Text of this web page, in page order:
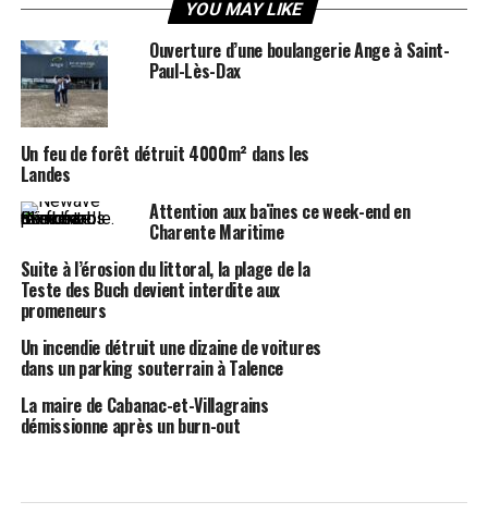
YOU MAY LIKE
Ouverture d’une boulangerie Ange à Saint-
Paul-Lès-Dax
Un feu de forêt détruit 4000m² dans les
Landes
Attention aux baïnes ce week-end en
Charente Maritime
Suite à l’érosion du littoral, la plage de la
Teste des Buch devient interdite aux
promeneurs
Un incendie détruit une dizaine de voitures
dans un parking souterrain à Talence
La maire de Cabanac-et-Villagrains
démissionne après un burn-out